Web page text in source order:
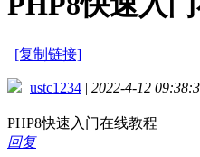
[复制链接]
ustc1234 | 2022-4-12
PHP8快速入门在线教程
回复